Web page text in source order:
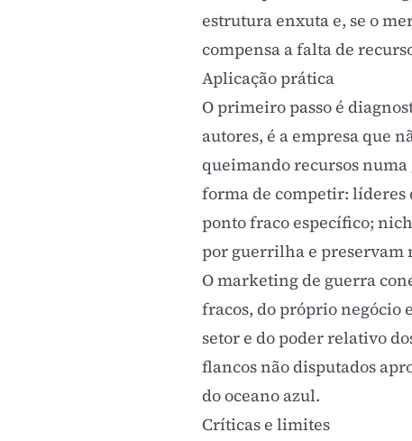
estrutura enxuta e, se o
compensa a falta de
Aplicação prática
O primeiro passo é
autores, é a empresa que
queimando recursos numa
forma de competir: líderes
ponto fraco específico;
por guerrilha e preservam
O marketing de guerra
fracos, do próprio negócio
setor e do poder relativo
flancos não disputados
do oceano azul.
Críticas e limites